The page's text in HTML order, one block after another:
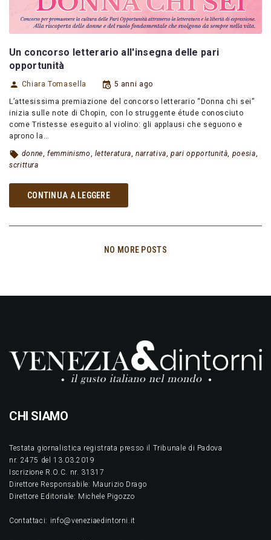
Un concorso letterario all'insegna delle pari
opportunità
Chiara Tomasella 5 anni ago
L’attesissima premiazione del concorso letterario “Donna chi sei”
inizia sulle note di Chopin, con lo struggente étude conosciuto
come Tristesse eseguito al violino: gli applausi che seguono e
aprono la…
donne,femminismo, letteratura,narrativa,pari opportunità, poesia,
scrittura
CONTINUA A LEGGERE
NO MORE POSTS
CHI SIAMO
Testata giornalistica registrata presso il Tribunale di Padova
nr. 2475 del 13.03.2019
Iscrizione R.O.C. nr. 31317
Direttore Responsabile: Maurizio Drago
Direttore Editoriale: Michele Pigozzo
Contattaci: info@veneziaedintorni.it